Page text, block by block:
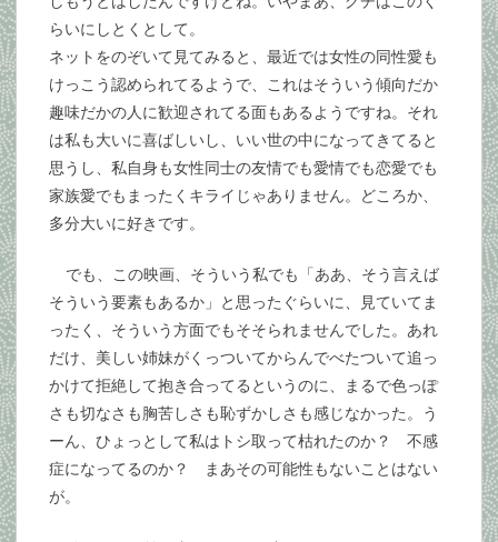
らいにしとくとして。
ネットをのぞいて見てみると、最近では女性の同性愛も
けっこう認められてるようで、これはそういう傾向だか
趣味だかの人に歓迎されてる面もあるようですね。それ
は私も大いに喜ばしいし、いい世の中になってきてると
思うし、私自身も女性同士の友情でも愛情でも恋愛でも
家族愛でもまったくキライじゃありません。どころか、
多分大いに好きです。
でも、この映画、そういう私でも「ああ、そう言えば
そういう要素もあるか」と思ったぐらいに、見ていてま
ったく、そういう方面でもそそられませんでした。あれ
だけ、美しい姉妹がくっついてからんでべたついて追っ
かけて拒絶して抱き合ってるというのに、まるで色っぽ
さも切なさも胸苦しさも恥ずかしさも感じなかった。う
ーん、ひょっとして私はトシ取って枯れたのか？ 不感
症になってるのか？ まあその可能性もないことはない
が。